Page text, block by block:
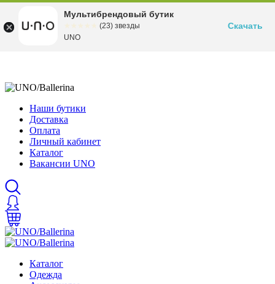
Наши бутики
Доставка
Оплата
Личный кабинет
Каталог
Вакансии UNO
Каталог
Одежда
Мультибрендовый бутик
(23) звезды
UNO
Скачать